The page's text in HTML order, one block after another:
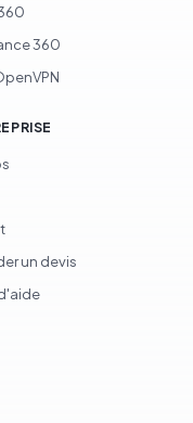
360
un devis